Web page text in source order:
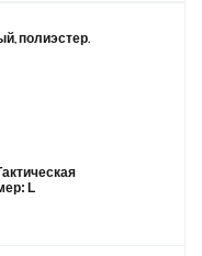
полиэстер.
L